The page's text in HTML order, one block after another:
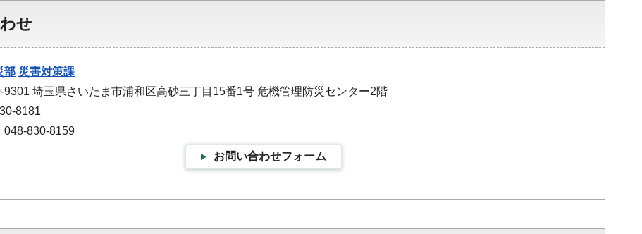
せ
部 災害対策課
9301 埼玉県さいたま市浦和区高砂三丁目15番1号 危機管理防災センター2階
8181
048-830-8159
お問い合わせフォーム